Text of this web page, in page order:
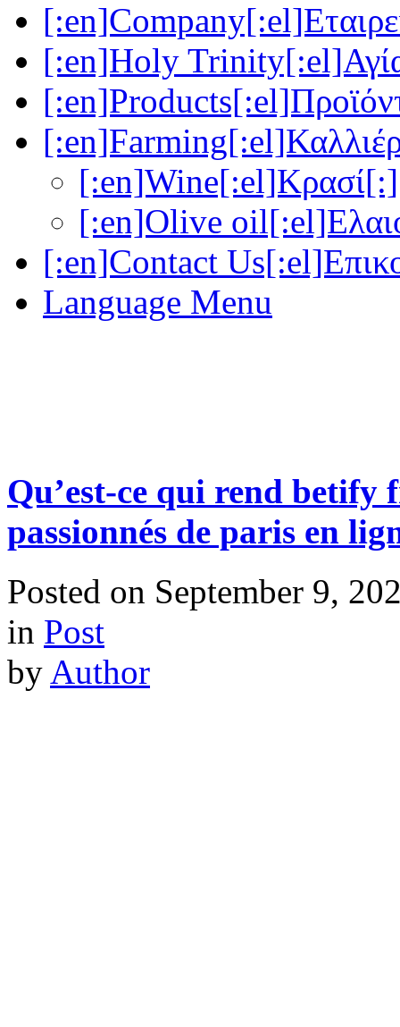
[:en]Holy
[:en]Wine[:el]Κρασί[:]
[:en]Olive
[:en]Contact
Language Menu
Qu’est-ce qui rend
passionnés de paris en
Posted on September 9,
in Post
by Author